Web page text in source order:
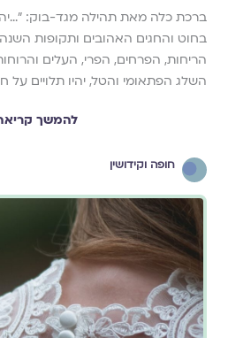
ברכת כלה מאת תהילה מגד-בוק:
בחוט והחגים האהובים ותקופות
הריחות, הפרחים, הפרי, העלים
השלג הפתאומי והטל, יהיו תלויים על
להמשך קריאה
חופה וקידושין